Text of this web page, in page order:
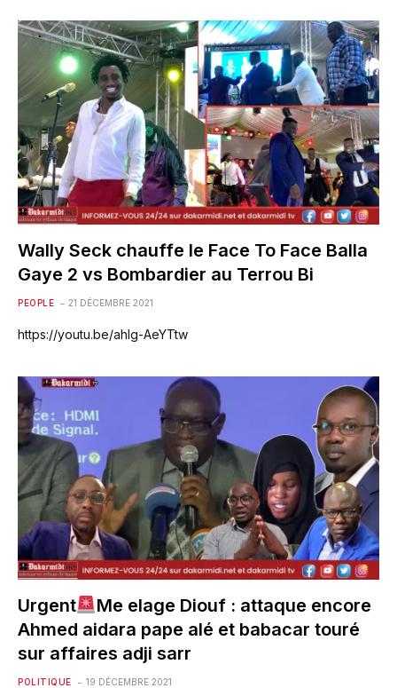
Wally Seck chauffe le Face To Face Balla
Gaye 2 vs Bombardier au Terrou Bi
PEOPLE 21 DÉCEMBRE 2021
https://youtu.be/ahlg-AeYTtw
Urgent
Me elage Diouf : attaque encore
Ahmed aidara pape alé et babacar touré
sur affaires adji sarr
POLITIQUE 19 DÉCEMBRE 2021